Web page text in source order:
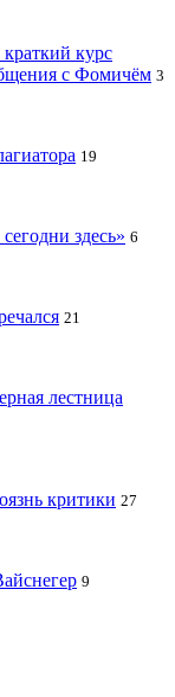
курс
с Фомичём 3
19
здесь» 6
21
лестница
критики 27
9